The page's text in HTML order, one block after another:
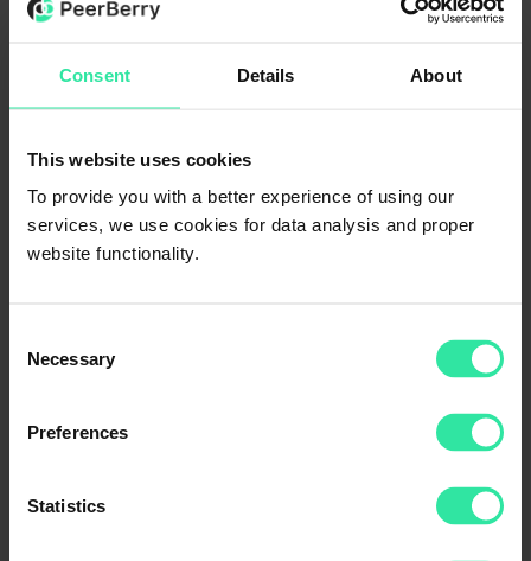
Consent Details About
This website uses cookies
To provide you with a better experience of using our
services, we use cookies for data analysis and proper
website functionality.
Selection
Necessary
Preferences
Statistics
millones de euros en préstamos y ganado 27,39 millones de euros en
intereses.
Estadística